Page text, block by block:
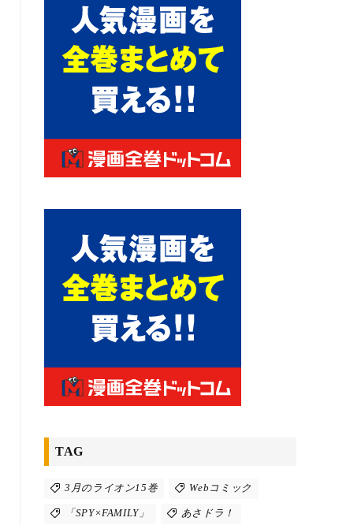
TAG
3月のライオン15巻 Webコミック
「SPY×FAMILY」 あさドラ！